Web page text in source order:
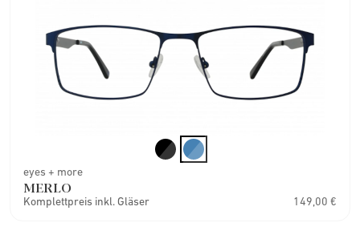
eyes + more
MERLO
Komplettpreis inkl. Gläser 149,00 €